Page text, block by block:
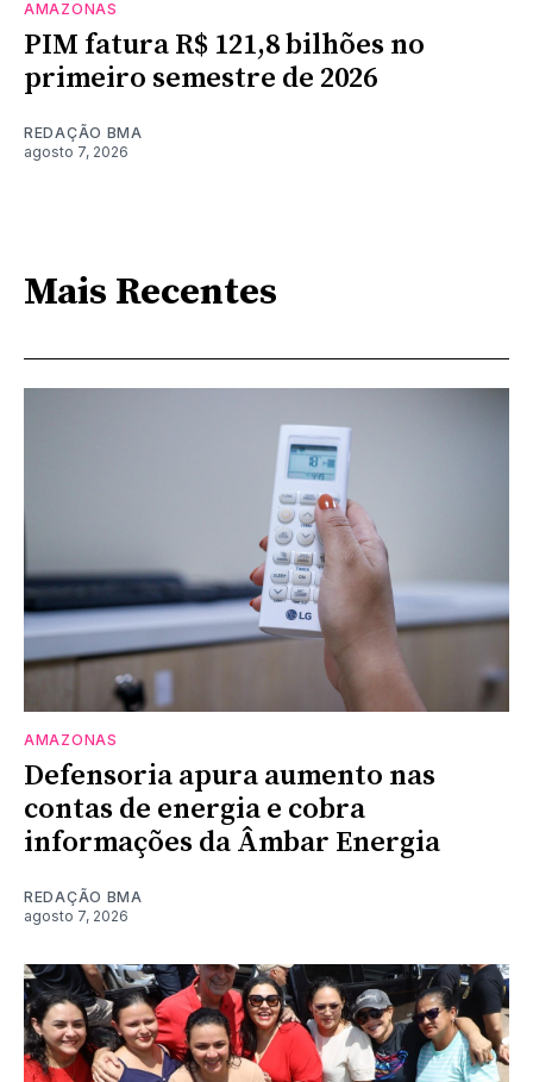
AMAZONAS
PIM fatura R$ 121,8 bilhões no
primeiro semestre de 2026
REDAÇÃO BMA
agosto 7, 2026
Mais Recentes
AMAZONAS
Defensoria apura aumento nas
contas de energia e cobra
informações da Âmbar Energia
REDAÇÃO BMA
agosto 7, 2026